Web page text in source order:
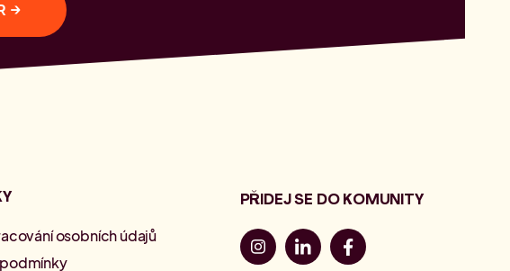
→
osobních údajů
PŘIDEJ SE DO KOMUNITY